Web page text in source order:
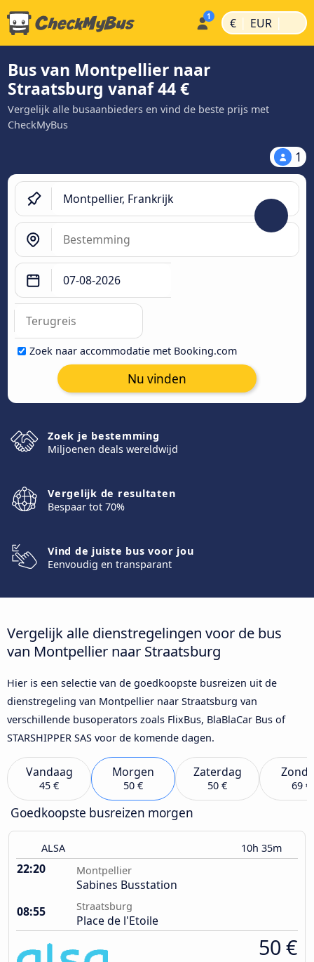
€ | EUR |
Bus van Montpellier naar
Straatsburg vanaf 44 €
Vergelijk alle busaanbieders en vind de beste prijs met
CheckMyBus
1
Zoek naar accommodatie met Booking.com
Nu vinden
Zoek je bestemming
Miljoenen deals wereldwijd
Vergelijk de resultaten
Bespaar tot 70%
Vind de juiste bus voor jou
Eenvoudig en transparant
Vergelijk alle dienstregelingen voor de bus
van Montpellier naar Straatsburg
Hier is een selectie van de goedkoopste busreizen uit de
dienstregeling van Montpellier naar Straatsburg van
verschillende busoperators zoals FlixBus, BlaBlaCar Bus of
STARSHIPPER SAS voor de komende dagen.
Vandaag
45 €
Morgen
50 €
Zaterdag
50 € 69 €
Goedkoopste busreizen morgen
ALSA 10h 35m
22:20 Montpellier
Sabines Busstation
08:55
Straatsburg
Place de l'Etoile
50 €